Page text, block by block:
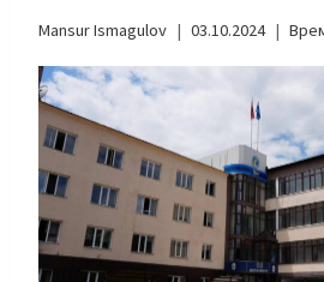
Mansur Ismagulov 03.10.2024